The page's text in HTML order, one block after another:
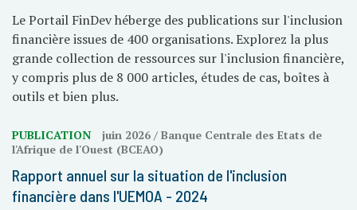
Le Portail FinDev héberge des publications sur l'inclusion
financière issues de 400 organisations. Explorez la plus
grande collection de ressources sur l'inclusion financière,
y compris plus de 8 000 articles, études de cas, boîtes à
outils et bien plus.
PUBLICATION juin 2026 / Banque Centrale des Etats de
l'Afrique de l'Ouest (BCEAO)
Rapport annuel sur la situation de l'inclusion
financière dans l'UEMOA - 2024